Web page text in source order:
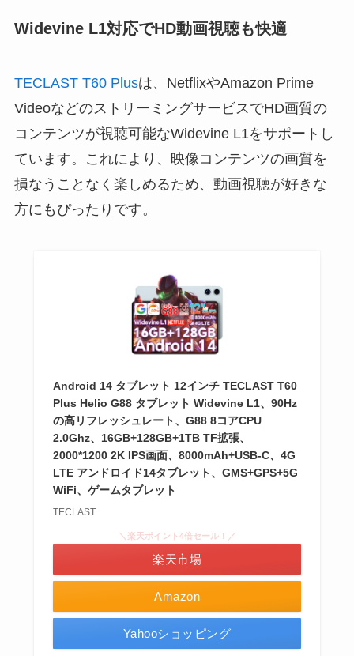
Widevine L1対応でHD動画視聴も快適
TECLAST T60 Plusは、NetflixやAmazon Prime
VideoなどのストリーミングサービスでHD画質の
コンテンツが視聴可能なWidevine L1をサポートし
ています。これにより、映像コンテンツの画質を
損なうことなく楽しめるため、動画視聴が好きな
方にもぴったりです。
Android 14 タブレット 12インチ TECLAST T60
Plus Helio G88 タブレット Widevine L1、90Hz
の高リフレッシュレート、G88 8コアCPU
2.0Ghz、16GB+128GB+1TB TF拡張、
2000*1200 2K IPS画面、8000mAh+USB-C、4G
LTE アンドロイド14タブレット、GMS+GPS+5G
WiFi、ゲームタブレット
TECLAST
Amazon
＼楽天ポイント4倍セール！／
楽天市場
Yahooショッピング